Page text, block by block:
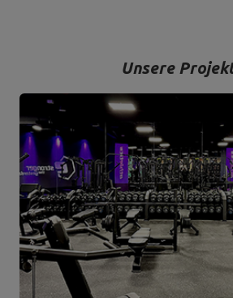
Starachowice in der Woiwodschaft
sich unsere Büroräume und die
hier aus werden alle Formen des Online-
mit unseren Kunden gesteuert. Von hier
Produkte für einzelne Empfänger und
Das Herz unseres Unternehmens liegt in
die Ortschaft, wo alles anfängt.
Unsere